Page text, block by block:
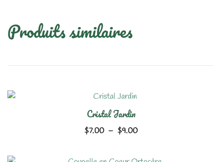
Produits similaires
Cristal Jardin
$7.00 – $9.00Plage
prix :